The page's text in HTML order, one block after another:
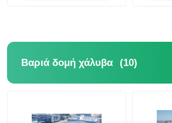
Βαριά δομή χάλυβα (10)